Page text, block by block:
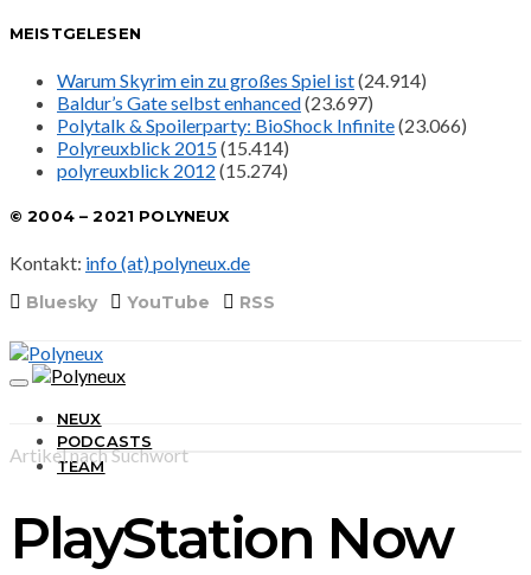
MEISTGELESEN
Warum Skyrim ein zu großes Spiel ist(24.914)
Baldur’s Gate selbst enhanced(23.697)
Polytalk & Spoilerparty: BioShock Infinite(23.066)
Polyreuxblick 2015(15.414)
polyreuxblick 2012 (15.274)
© 2004 – 2021 POLYNEUX
Kontakt: info (at) polyneux.de
Bluesky YouTube RSS
NEUX
PODCASTS
TEAM
Artikel nach Suchwort
PlayStation Now